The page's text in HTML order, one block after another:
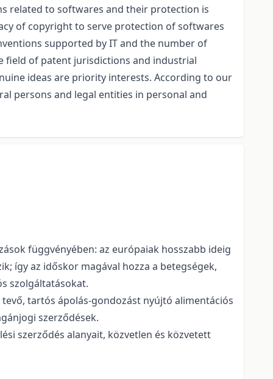
related to softwares and their protection is
of copyright to serve protection of softwares
supported by IT and the number of
field of patent jurisdictions and industrial
ideas are priority interests. According to our
persons and legal entities in personal and
függvényében: az európaiak hosszabb ideig
így az időskor magával hozza a betegségek,
szolgáltatásokat.
tartós ápolás-gondozást nyújtó alimentációs
szerződések.
szerződés alanyait, közvetlen és közvetett